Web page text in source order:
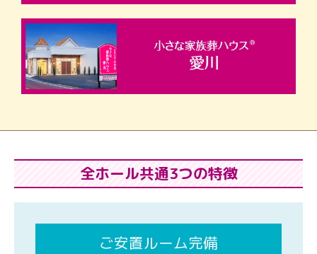
全ホール共通3つの特徴
ご安置ルーム完備